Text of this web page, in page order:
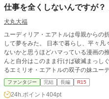
仕事を全くしないんですが？
犬丸大福
ユーディリア・エアトルは母親からの折
して夢をみた。 日本で暮らし、平々凡々な日々の中、友人が命を捧げるんじゃ
ないかと思うほどハマっている漫画の推
んと自分はこのまま行けば破滅まっし
るエミリオ・エアトルの双子の妹ユー
のだった。 数ある作品の中から、読んでいただきありがとうございます。 幼少
期、最初はツラい状況が続きます。 作者都合のゆるふわご都合設定です。 日曜
日以外、１日１話更新目指してます。 エール、お気に入り登録、いいね、コメ
ファンタジー 完結 長編 R15
24h.ポイント 404pt